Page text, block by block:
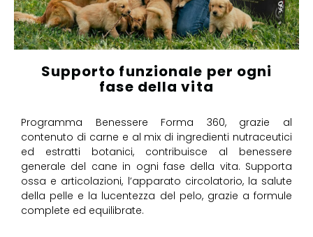
Supporto funzionale per ogni
fase della vita
Programma Benessere Forma 360, grazie al
contenuto di carne e al mix di ingredienti nutraceutici
ed estratti botanici, contribuisce al benessere
generale del cane in ogni fase della vita. Supporta
ossa e articolazioni, l’apparato circolatorio, la salute
della pelle e la lucentezza del pelo, grazie a formule
complete ed equilibrate.